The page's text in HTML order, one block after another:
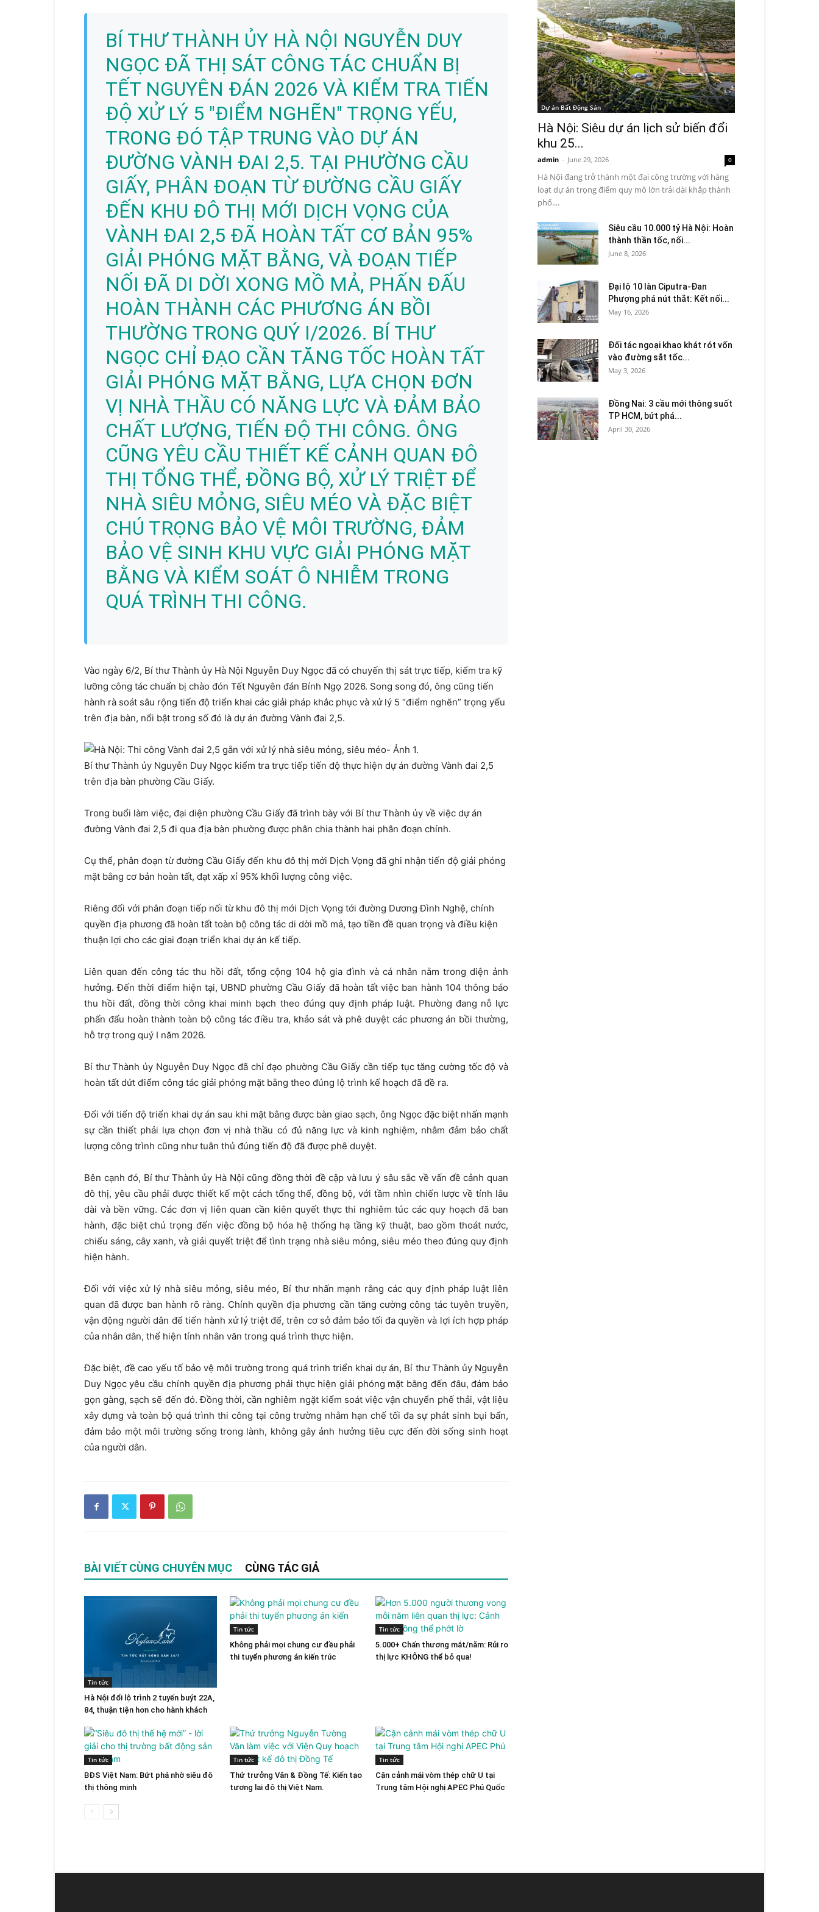
BÍ THƯ THÀNH ỦY HÀ NỘI NGUYỄN DUY
NGỌC ĐÃ THỊ SÁT CÔNG TÁC CHUẨN BỊ
TẾT NGUYÊN ĐÁN 2026 VÀ KIỂM TRA TIẾN
ĐỘ XỬ LÝ 5 "ĐIỂM NGHẼN" TRỌNG YẾU,
TRONG ĐÓ TẬP TRUNG VÀO DỰ ÁN
ĐƯỜNG VÀNH ĐAI 2,5. TẠI PHƯỜNG CẦU
GIẤY, PHÂN ĐOẠN TỪ ĐƯỜNG CẦU GIẤY
ĐẾN KHU ĐÔ THỊ MỚI DỊCH VỌNG CỦA
VÀNH ĐAI 2,5 ĐÃ HOÀN TẤT CƠ BẢN 95%
GIẢI PHÓNG MẶT BẰNG, VÀ ĐOẠN TIẾP
NỐI ĐÃ DI DỜI XONG MỒ MẢ, PHẤN ĐẤU
HOÀN THÀNH CÁC PHƯƠNG ÁN BỒI
THƯỜNG TRONG QUÝ I/2026. BÍ THƯ
NGỌC CHỈ ĐẠO CẦN TĂNG TỐC HOÀN TẤT
GIẢI PHÓNG MẶT BẰNG, LỰA CHỌN ĐƠN
VỊ NHÀ THẦU CÓ NĂNG LỰC VÀ ĐẢM BẢO
CHẤT LƯỢNG, TIẾN ĐỘ THI CÔNG. ÔNG
CŨNG YÊU CẦU THIẾT KẾ CẢNH QUAN ĐÔ
THỊ TỔNG THỂ, ĐỒNG BỘ, XỬ LÝ TRIỆT ĐỂ
NHÀ SIÊU MỎNG, SIÊU MÉO VÀ ĐẶC BIỆT
CHÚ TRỌNG BẢO VỆ MÔI TRƯỜNG, ĐẢM
BẢO VỆ SINH KHU VỰC GIẢI PHÓNG MẶT
BẰNG VÀ KIỂM SOÁT Ô NHIỄM TRONG
QUÁ TRÌNH THI CÔNG.
Vào ngày 6/2, Bí thư Thành ủy Hà Nội Nguyễn Duy Ngọc đã có chuyến thị sát trực tiếp, kiểm tra kỹ
lưỡng công tác chuẩn bị chào đón Tết Nguyên đán Bính Ngọ 2026. Song song đó, ông cũng tiến
hành rà soát sâu rộng tiến độ triển khai các giải pháp khắc phục và xử lý 5 “điểm nghẽn” trọng yếu
trên địa bàn, nổi bật trong số đó là dự án đường Vành đai 2,5.
Bí thư Thành ủy Nguyễn Duy Ngọc kiểm tra trực tiếp tiến độ thực hiện dự án đường Vành đai 2,5
trên địa bàn phường Cầu Giấy.
Trong buổi làm việc, đại diện phường Cầu Giấy đã trình bày với Bí thư Thành ủy về việc dự án
đường Vành đai 2,5 đi qua địa bàn phường được phân chia thành hai phân đoạn chính.
Cụ thể, phân đoạn từ đường Cầu Giấy đến khu đô thị mới Dịch Vọng đã ghi nhận tiến độ giải phóng
mặt bằng cơ bản hoàn tất, đạt xấp xỉ 95% khối lượng công việc.
Riêng đối với phân đoạn tiếp nối từ khu đô thị mới Dịch Vọng tới đường Dương Đình Nghệ, chính
quyền địa phương đã hoàn tất toàn bộ công tác di dời mồ mả, tạo tiền đề quan trọng và điều kiện
thuận lợi cho các giai đoạn triển khai dự án kế tiếp.
Liên quan đến công tác thu hồi đất, tổng cộng 104 hộ gia đình và cá nhân nằm trong diện ảnh
hưởng. Đến thời điểm hiện tại, UBND phường Cầu Giấy đã hoàn tất việc ban hành 104 thông báo
thu hồi đất, đồng thời công khai minh bạch theo đúng quy định pháp luật. Phường đang nỗ lực
phấn đấu hoàn thành toàn bộ công tác điều tra, khảo sát và phê duyệt các phương án bồi thường,
hỗ trợ trong quý I năm 2026.
Bí thư Thành ủy Nguyễn Duy Ngọc đã chỉ đạo phường Cầu Giấy cần tiếp tục tăng cường tốc độ và
hoàn tất dứt điểm công tác giải phóng mặt bằng theo đúng lộ trình kế hoạch đã đề ra.
Đối với tiến độ triển khai dự án sau khi mặt bằng được bàn giao sạch, ông Ngọc đặc biệt nhấn mạnh
sự cần thiết phải lựa chọn đơn vị nhà thầu có đủ năng lực và kinh nghiệm, nhằm đảm bảo chất
lượng công trình cũng như tuân thủ đúng tiến độ đã được phê duyệt.
Bên cạnh đó, Bí thư Thành ủy Hà Nội cũng đồng thời đề cập và lưu ý sâu sắc về vấn đề cảnh quan
đô thị, yêu cầu phải được thiết kế một cách tổng thể, đồng bộ, với tầm nhìn chiến lược về tính lâu
dài và bền vững. Các đơn vị liên quan cần kiên quyết thực thi nghiêm túc các quy hoạch đã ban
hành, đặc biệt chú trọng đến việc đồng bộ hóa hệ thống hạ tầng kỹ thuật, bao gồm thoát nước,
chiếu sáng, cây xanh, và giải quyết triệt để tình trạng nhà siêu mỏng, siêu méo theo đúng quy định
hiện hành.
Đối với việc xử lý nhà siêu mỏng, siêu méo, Bí thư nhấn mạnh rằng các quy định pháp luật liên
quan đã được ban hành rõ ràng. Chính quyền địa phương cần tăng cường công tác tuyên truyền,
vận động người dân để tiến hành xử lý triệt để, trên cơ sở đảm bảo tối đa quyền và lợi ích hợp pháp
của nhân dân, thể hiện tính nhân văn trong quá trình thực hiện.
Đặc biệt, đề cao yếu tố bảo vệ môi trường trong quá trình triển khai dự án, Bí thư Thành ủy Nguyễn
Duy Ngọc yêu cầu chính quyền địa phương phải thực hiện giải phóng mặt bằng đến đâu, đảm bảo
gọn gàng, sạch sẽ đến đó. Đồng thời, cần nghiêm ngặt kiểm soát việc vận chuyển phế thải, vật liệu
xây dựng và toàn bộ quá trình thi công tại công trường nhằm hạn chế tối đa sự phát sinh bụi bẩn,
đảm bảo một môi trường sống trong lành, không gây ảnh hưởng tiêu cực đến đời sống sinh hoạt
của người dân.
BÀI VIẾT CÙNG CHUYÊN MỤC CÙNG TÁC GIẢ
Tin tức
Hà Nội đổi lộ trình 2 tuyến buýt 22A,
84, thuận tiện hơn cho hành khách
Tin tức
Không phải mọi chung cư đều phải
thi tuyển phương án kiến trúc
Tin tức
5.000+ Chấn thương mắt/năm: Rủi ro
thị lực KHÔNG thể bỏ qua!
Tin tức
BĐS Việt Nam: Bứt phá nhờ siêu đô
thị thông minh
Tin tức
Thứ trưởng Văn & Đồng Tế: Kiến tạo
tương lai đô thị Việt Nam.
Tin tức
Cận cảnh mái vòm thép chữ U tại
Trung tâm Hội nghị APEC Phú Quốc
Dự án Bất Động Sản
Hà Nội: Siêu dự án lịch sử biến đổi
khu 25...
admin - June 29, 2026 0
Hà Nội đang trở thành một đại công trường với hàng
loạt dự án trọng điểm quy mô lớn trải dài khắp thành
phố....
Siêu cầu 10.000 tỷ Hà Nội: Hoàn
thành thần tốc, nối...
June 8, 2026
Đại lộ 10 làn Ciputra-Đan
Phượng phá nút thắt: Kết nối...
May 16, 2026
Đối tác ngoại khao khát rót vốn
vào đường sắt tốc...
May 3, 2026
Đồng Nai: 3 cầu mới thông suốt
TP HCM, bứt phá...
April 30, 2026